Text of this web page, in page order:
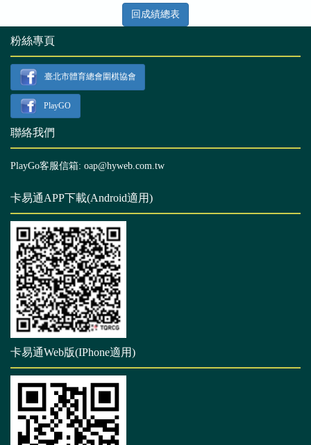
回成績總表
粉絲專頁
臺北市體育總會圍棋協會
PlayGO
聯絡我們
PlayGo客服信箱: oap@hyweb.com.tw
卡易通APP下載(Android適用)
卡易通Web版(IPhone適用)